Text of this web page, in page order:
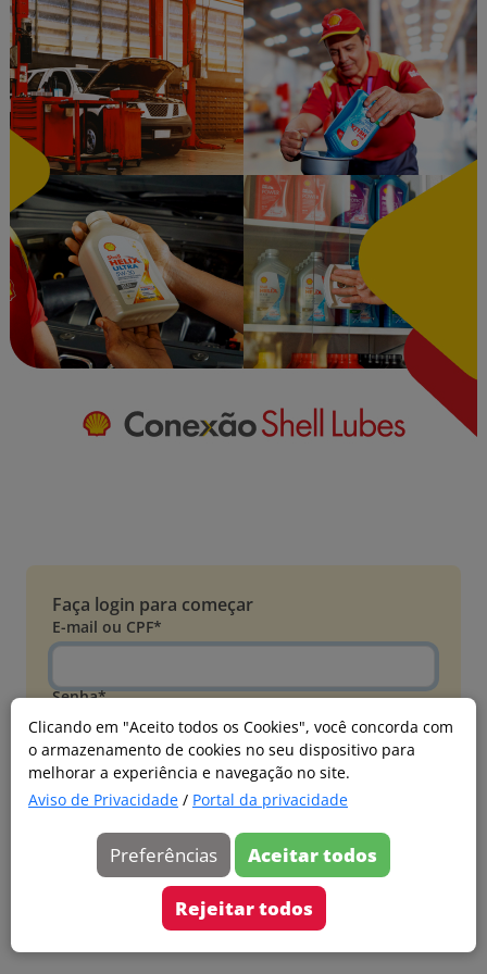
Clicando em "Aceito todos os Cookies", você concorda com
o armazenamento de cookies no seu dispositivo para
melhorar a experiência e navegação no site.
Aviso de Privacidade / Portal da privacidade
Preferências Aceitar todos
Rejeitar todos
Faça login para começar
E-mail ou CPF*
Senha*
Esqueci minha senha
Entrar
Acessar com Microsoft
Ainda não faz parte?
Cadastre-se
Versão 20260805.7